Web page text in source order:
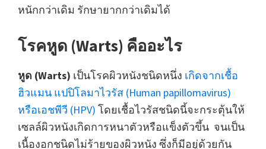
หนักกว่าเดิม รักษายากกว่าเดิมได้
โรคหูด (Warts) คืออะไร
หูด (Warts) เป็นโรคผิวหนังชนิดหนึ่ง เกิดจากเชื้อ
ฮิวแมน แปปิโลมาไวรัส (Human papillomavirus)
หรือเอชพีวี (HPV) โดยเชื้อไวรัสชนิดนี้จะกระตุ้นให้
เซลล์ผิวหนังเกิดการหนาตัวหรือแข็งตัวขึ้น จนเป็น
เนื้องอกชนิดไม่ร้ายของผิวหนัง ซึ่งก็มีอยู่ด้วยกัน